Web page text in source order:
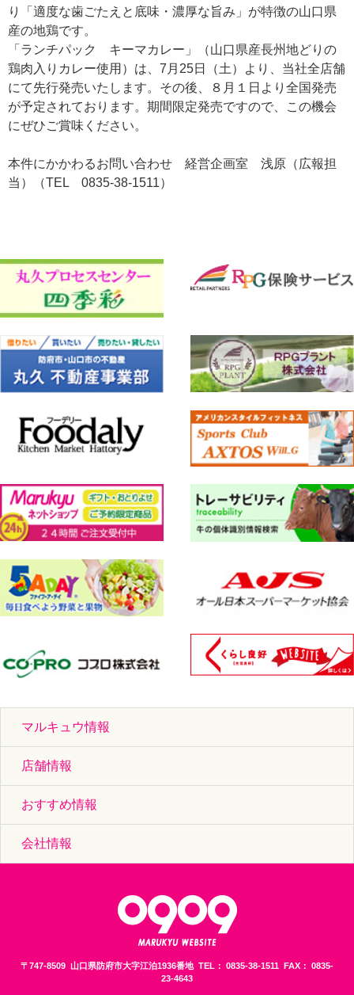
り「適度な歯ごたえと底味・濃厚な旨み」が特徴の山口県
産の地鶏です。
「ランチパック キーマカレー」（山口県産長州地どりの
鶏肉入りカレー使用）は、7月25日（土）より、当社全店舗
にて先行発売いたします。その後、８月１日より全国発売
が予定されております。期間限定発売ですので、この機会
にぜひご賞味ください。
本件にかかわるお問い合わせ 経営企画室 浅原（広報担
当）（TEL 0835-38-1511）
マルキュウ情報
店舗情報
おすすめ情報
会社情報
〒747-8509 山口県防府市大字江泊1936番地 TEL： 0835-38-1511 FAX： 0835-
23-4643